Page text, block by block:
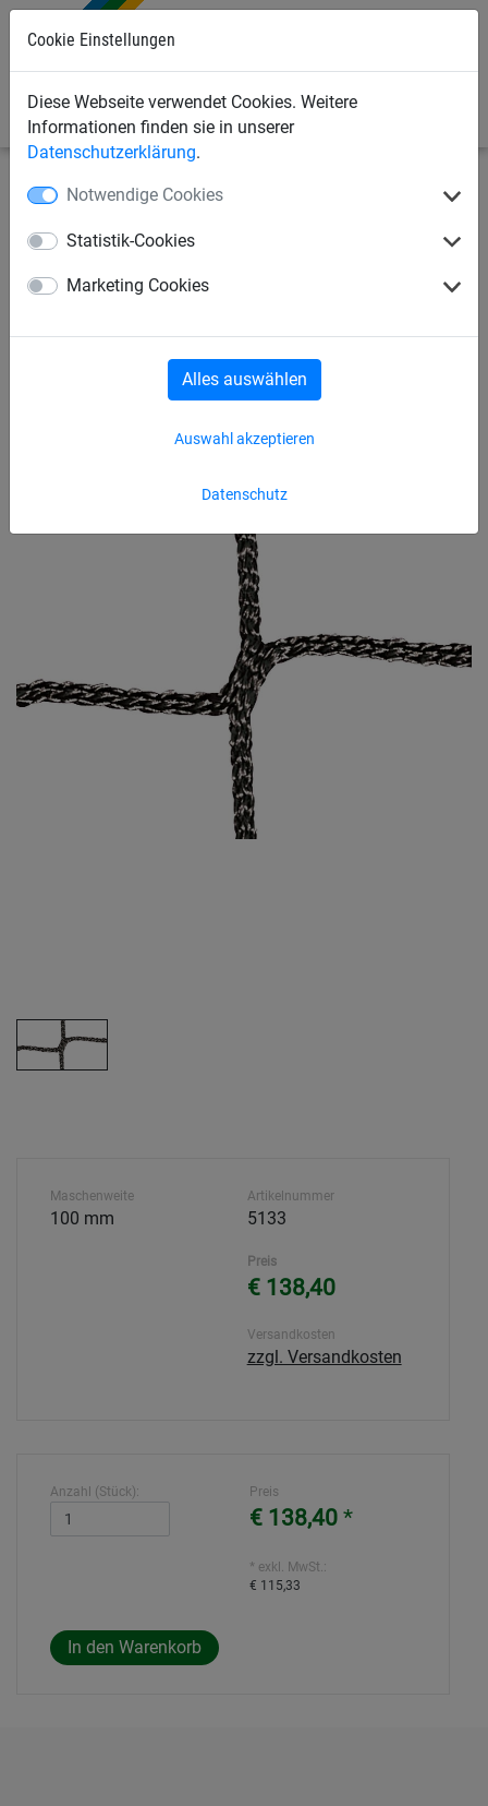
Cookie Einstellungen
Diese Webseite verwendet Cookies. Weitere
Informationen finden sie in unserer
Datenschutzerklärung.
Notwendige Cookies
Statistik-Cookies
Marketing Cookies
Datenschutz
Auswahl akzeptieren
Alles auswählen
Sportnetze Volleyballnetze
Volleyball-Turniernetz aus PP,
ca. 3 mm stark
Maschenweite
100 mm
Artikelnummer
5133
Preis
€ 138,40
Versandkosten
zzgl. Versandkosten
Anzahl (Stück): Preis
€ 138,40 *
* exkl. MwSt.:
€ 115,33